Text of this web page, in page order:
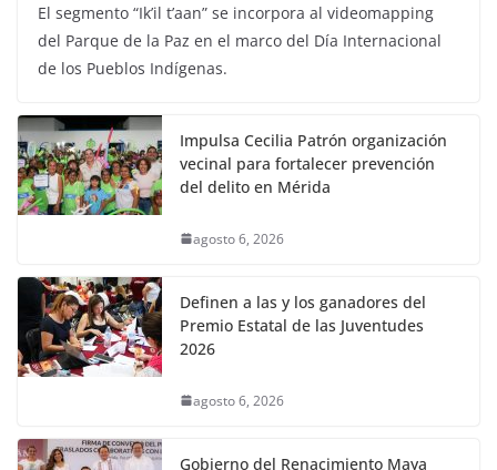
El segmento “Ik’il t’aan” se incorpora al videomapping
del Parque de la Paz en el marco del Día Internacional
de los Pueblos Indígenas.
Impulsa Cecilia Patrón organización
vecinal para fortalecer prevención
del delito en Mérida
agosto 6, 2026
Definen a las y los ganadores del
Premio Estatal de las Juventudes
2026
agosto 6, 2026
Gobierno del Renacimiento Maya